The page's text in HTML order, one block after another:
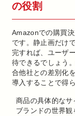
の役割
Amazonでの購買
です。静止画だけ
完すれば、ユーザ
待できるでしょう
合他社との差別化
導入することで得
商品の具体的な
ブランドの世界